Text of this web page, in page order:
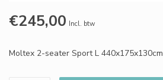
€245,00 Incl. btw
Moltex 2-seater Sport L 440x175x130cm